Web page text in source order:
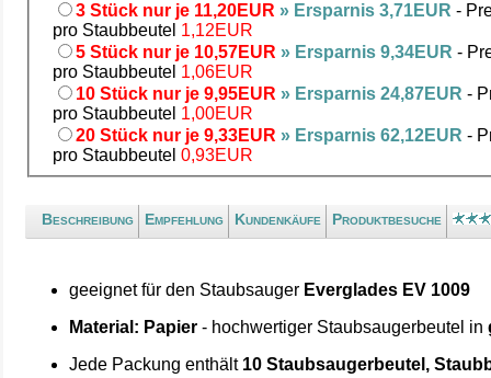
3 Stück nur je 11,20EUR » Ersparnis 3,71EUR -
pro Staubbeutel 1,12EUR
5 Stück nur je 10,57EUR » Ersparnis 9,34EUR -
pro Staubbeutel 1,06EUR
10 Stück nur je 9,95EUR » Ersparnis 24,87EUR -
pro Staubbeutel 1,00EUR
20 Stück nur je 9,33EUR » Ersparnis 62,12EUR -
pro Staubbeutel 0,93EUR
Beschreibung Empfehlung Kundenkäufe Produktbesuche
geeignet für den Staubsauger Everglades EV 1009
Material: Papier - hochwertiger Staubsaugerbeutel in
Jede Packung enthält 10 Staubsaugerbeutel,